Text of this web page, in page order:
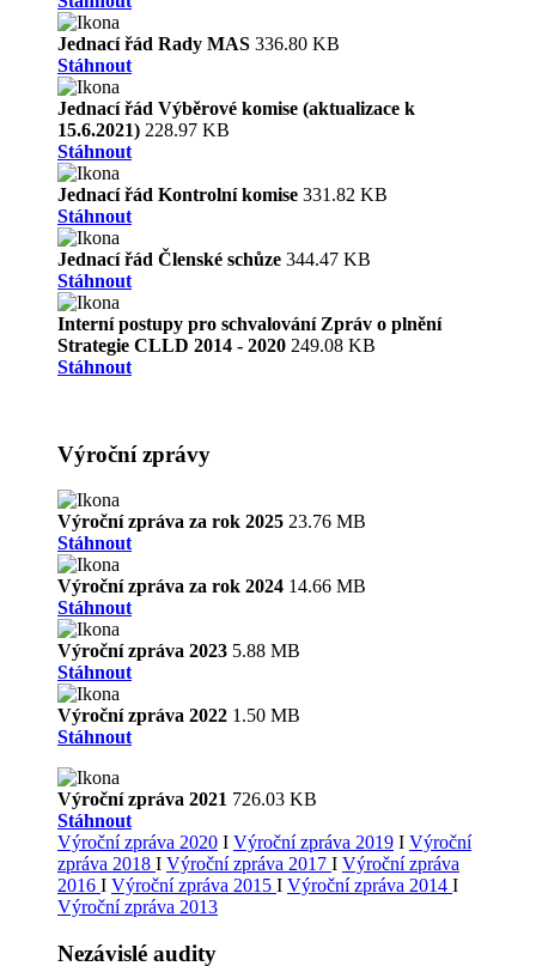
Jednací řád Rady MAS 336.80 KB
Stáhnout
Jednací řád Výběrové komise (aktualizace k
15.6.2021) 228.97 KB
Stáhnout
Jednací řád Kontrolní komise 331.82 KB
Stáhnout
Jednací řád Členské schůze 344.47 KB
Stáhnout
Interní postupy pro schvalování Zpráv o plnění
Strategie CLLD 2014 - 2020 249.08 KB
Stáhnout
Výroční zprávy
Výroční zpráva za rok 2025 23.76 MB
Stáhnout
Výroční zpráva za rok 2024 14.66 MB
Stáhnout
Výroční zpráva 2023 5.88 MB
Stáhnout
Výroční zpráva 2022 1.50 MB
Stáhnout
Výroční zpráva 2021 726.03 KB
Stáhnout
Výroční zpráva 2020 I Výroční zpráva 2019 I Výroční
zpráva 2018 I Výroční zpráva 2017 I Výroční zpráva
2016 I Výroční zpráva 2015 I Výroční zpráva 2014 I
Výroční zpráva 2013
Nezávislé audity